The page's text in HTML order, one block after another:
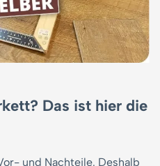
Das ist hier die
und Nachteile. Deshalb